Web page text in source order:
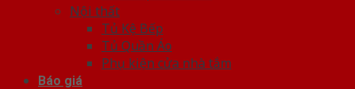
Nội thất
Tủ Kệ Bếp
Tủ Quần Áo
Phụ kiện cửa nhà tắm
Báo giá